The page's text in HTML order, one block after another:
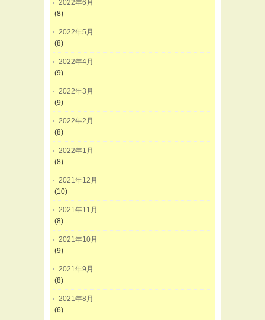
2022年6月
(8)
2022年5月
(8)
2022年4月
(9)
2022年3月
(9)
2022年2月
(8)
2022年1月
(8)
2021年12月
(10)
2021年11月
(8)
2021年10月
(9)
2021年9月
(8)
2021年8月
(6)